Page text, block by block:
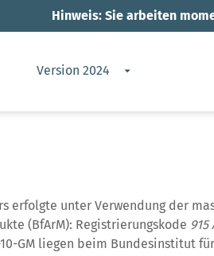
Hinweis: Sie arbeiten
Version 2024
erfolgte unter Verwendung der
(BfArM): Registrierungskode 915
GM liegen beim Bundesinstitut